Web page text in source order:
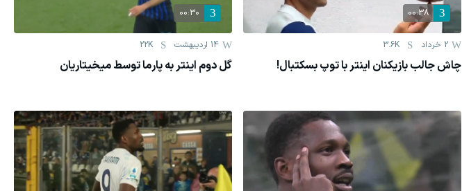
00:38
2 خرداد 3.6K
چاش جالب بازیکنان اینتر با توپ بسکتبال!
00:30
14 اردیبهشت 22K
گل دوم اینتر به پارما توسط میخیتاریان